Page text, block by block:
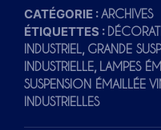
CATÉGORIE :ARCHIVES
ÉTIQUETTES :
INDUSTRIEL, GRANDE
INDUSTRIELLE, LAMPES
SUSPENSION ÉMAILLÉE
INDUSTRIELLES